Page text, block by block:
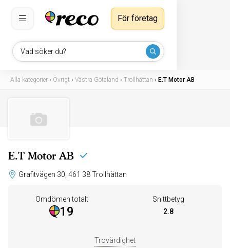
Vad söker du?
För företag
Alla kategorier › Övrigt › Västra Götaland › Trollhättan › E.T Motor AB
E.T Motor AB
Grafitvägen 30, 461 38 Trollhättan
Omdömen totalt
19
Snittbetyg
2.8
Trovärdighet